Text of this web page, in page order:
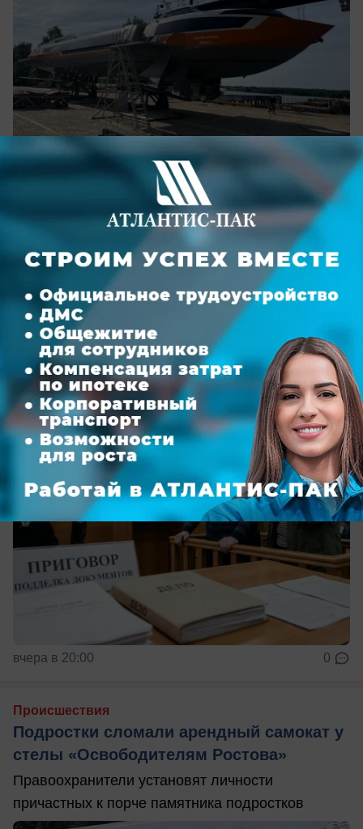
В Ростовской области двух женщин
будут судить за подделку документов
ради квартиры
Фигурантки предоставили в суд ложные
доказательства, чтобы получить право
собственности на недвижимость
вчера в 20:00 0
Происшествия
Подростки сломали арендный самокат у
стелы «Освободителям Ростова»
Правоохранители установят личности
причастных к порче памятника подростков